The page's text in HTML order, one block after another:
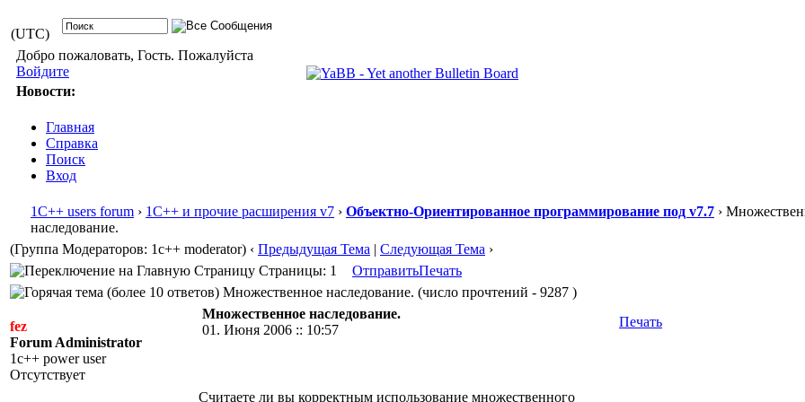
(UTC)
Добро пожаловать, Гость. Пожалуйста
Войдите
Новости:
Главная
Справка
Поиск
Вход
1С++ users forum › 1С++ и прочие расширения v7 › Объектно-Ориентированное программирование под v7.7 ›
наследование.
(Группа Модераторов: 1c++ moderator) ‹ Предыдущая Тема | Следующая Тема ›
Страницы: 1
ОтправитьПечать
Множественное наследование. (число прочтений - 9287 )
fez
Forum Administrator
1c++ power user
Отсутствует
Множественное наследование.
01. Июня 2006 :: 10:57
Печать
Считаете ли вы корректным использование множественного